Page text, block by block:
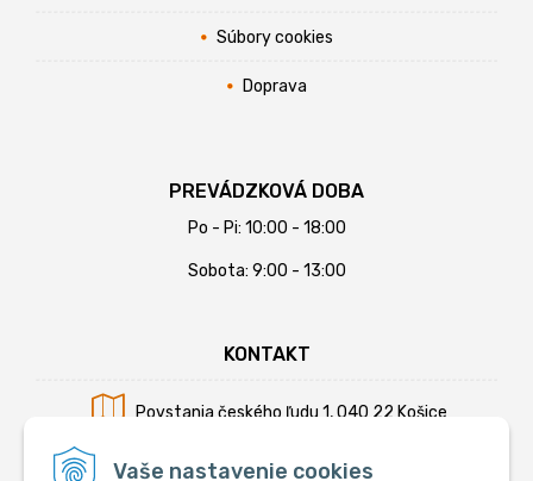
Vaše nastavenie cookies
Súbory cookies
Doprava
PREVÁDZKOVÁ DOBA
Po - Pi: 10:00 - 18:00
Sobota: 9:00 - 13:00
KONTAKT
Povstania českého ľudu 1, 040 22 Košice
Mobil:+421 902 794 355